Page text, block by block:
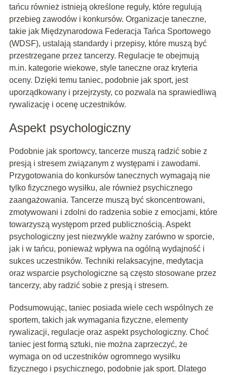
tańcu również istnieją określone reguły, które regulują
przebieg zawodów i konkursów. Organizacje taneczne,
takie jak Międzynarodowa Federacja Tańca Sportowego
(WDSF), ustalają standardy i przepisy, które muszą być
przestrzegane przez tancerzy. Regulacje te obejmują
m.in. kategorie wiekowe, style taneczne oraz kryteria
oceny. Dzięki temu taniec, podobnie jak sport, jest
uporządkowany i przejrzysty, co pozwala na sprawiedliwą
rywalizację i ocenę uczestników.
Aspekt psychologiczny
Podobnie jak sportowcy, tancerze muszą radzić sobie z
presją i stresem związanym z występami i zawodami.
Przygotowania do konkursów tanecznych wymagają nie
tylko fizycznego wysiłku, ale również psychicznego
zaangażowania. Tancerze muszą być skoncentrowani,
zmotywowani i zdolni do radzenia sobie z emocjami, które
towarzyszą występom przed publicznością. Aspekt
psychologiczny jest niezwykle ważny zarówno w sporcie,
jak i w tańcu, ponieważ wpływa na ogólną wydajność i
sukces uczestników. Techniki relaksacyjne, medytacja
oraz wsparcie psychologiczne są często stosowane przez
tancerzy, aby radzić sobie z presją i stresem.
Podsumowując, taniec posiada wiele cech wspólnych ze
sportem, takich jak wymagania fizyczne, elementy
rywalizacji, regulacje oraz aspekt psychologiczny. Choć
taniec jest formą sztuki, nie można zaprzeczyć, że
wymaga on od uczestników ogromnego wysiłku
fizycznego i psychicznego, podobnie jak sport. Dlatego